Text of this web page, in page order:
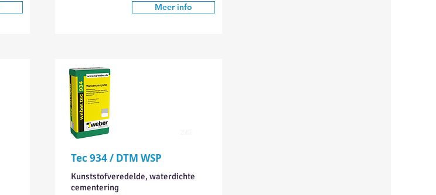
Meer info
Tec 934 / DTM WSP
Kunststofveredelde, waterdichte
cementering